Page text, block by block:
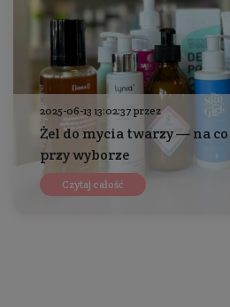
2025-06-13 13:02:37 przez
Żel do mycia twarzy — na
przy wyborze
Czytaj całość